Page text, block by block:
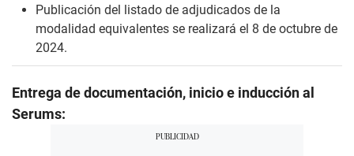
Publicación del listado de adjudicados de la
modalidad equivalentes se realizará el 8 de octubre de
2024.
Entrega de documentación, inicio e inducción al
Serums: